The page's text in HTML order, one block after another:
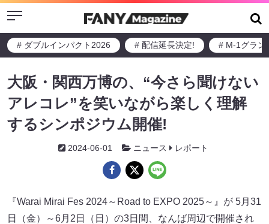
Menu
# ダブルインパクト2026 # 配信延長決定! # M-1グラン
大阪・関西万博の、“今さら聞けない
アレコレ”を笑いながら楽しく理解
するシンポジウム開催!
2024-06-01 ニュース レポート
『Warai Mirai Fes 2024～Road to EXPO 2025～』が 5月31
日（金）～6月2日（日）の3日間、なんば周辺で開催され